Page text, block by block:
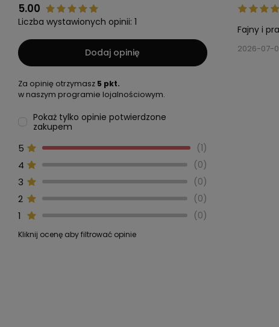
5.00
Liczba wystawionych opinii: 1
Dodaj opinię
Za opinię otrzymasz 5 pkt.
w naszym programie lojalnościowym.
Pokaż tylko opinie potwierdzone
zakupem
5 1
4 0
3 0
2 0
1 0
Kliknij ocenę aby filtrować opinie
Fajny i
2026-07-